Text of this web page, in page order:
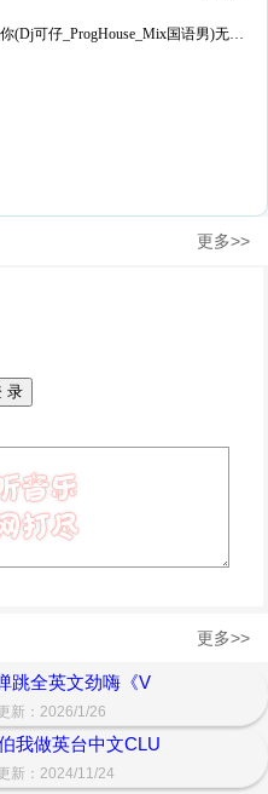
1.伍思凯_-_特别的爱给特别的你(Dj可仔_ProgHouse_Mix国语男)无心睡眠鼓
更多>>
更多>>
跳全英文劲嗨《V
新：2026/1/26
我做英台中文CLU
新：2024/11/24